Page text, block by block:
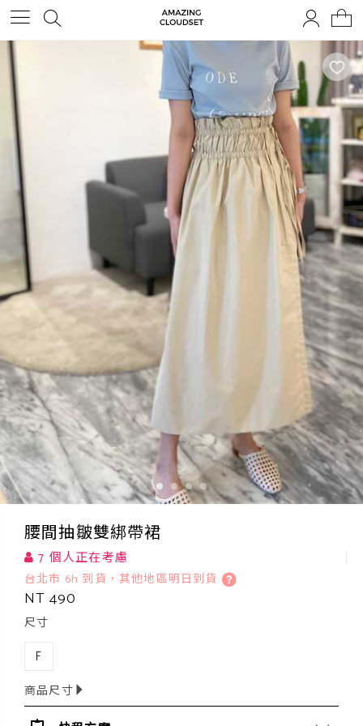
腰間抽皺雙綁帶裙
7 個人正在考慮
台北市 6h 到貨，其他地區明日到貨
NT 490
尺寸
F
商品尺寸